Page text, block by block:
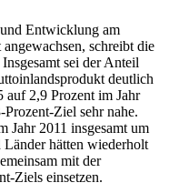
Entwicklung am
schreibt die
sei der Anteil
deutlich
auf 2,9 Prozent im Jahr
Ziel sehr nahe.
Jahr 2011 insgesamt um
hätten wiederholt
mit der
Ziels einsetzen.